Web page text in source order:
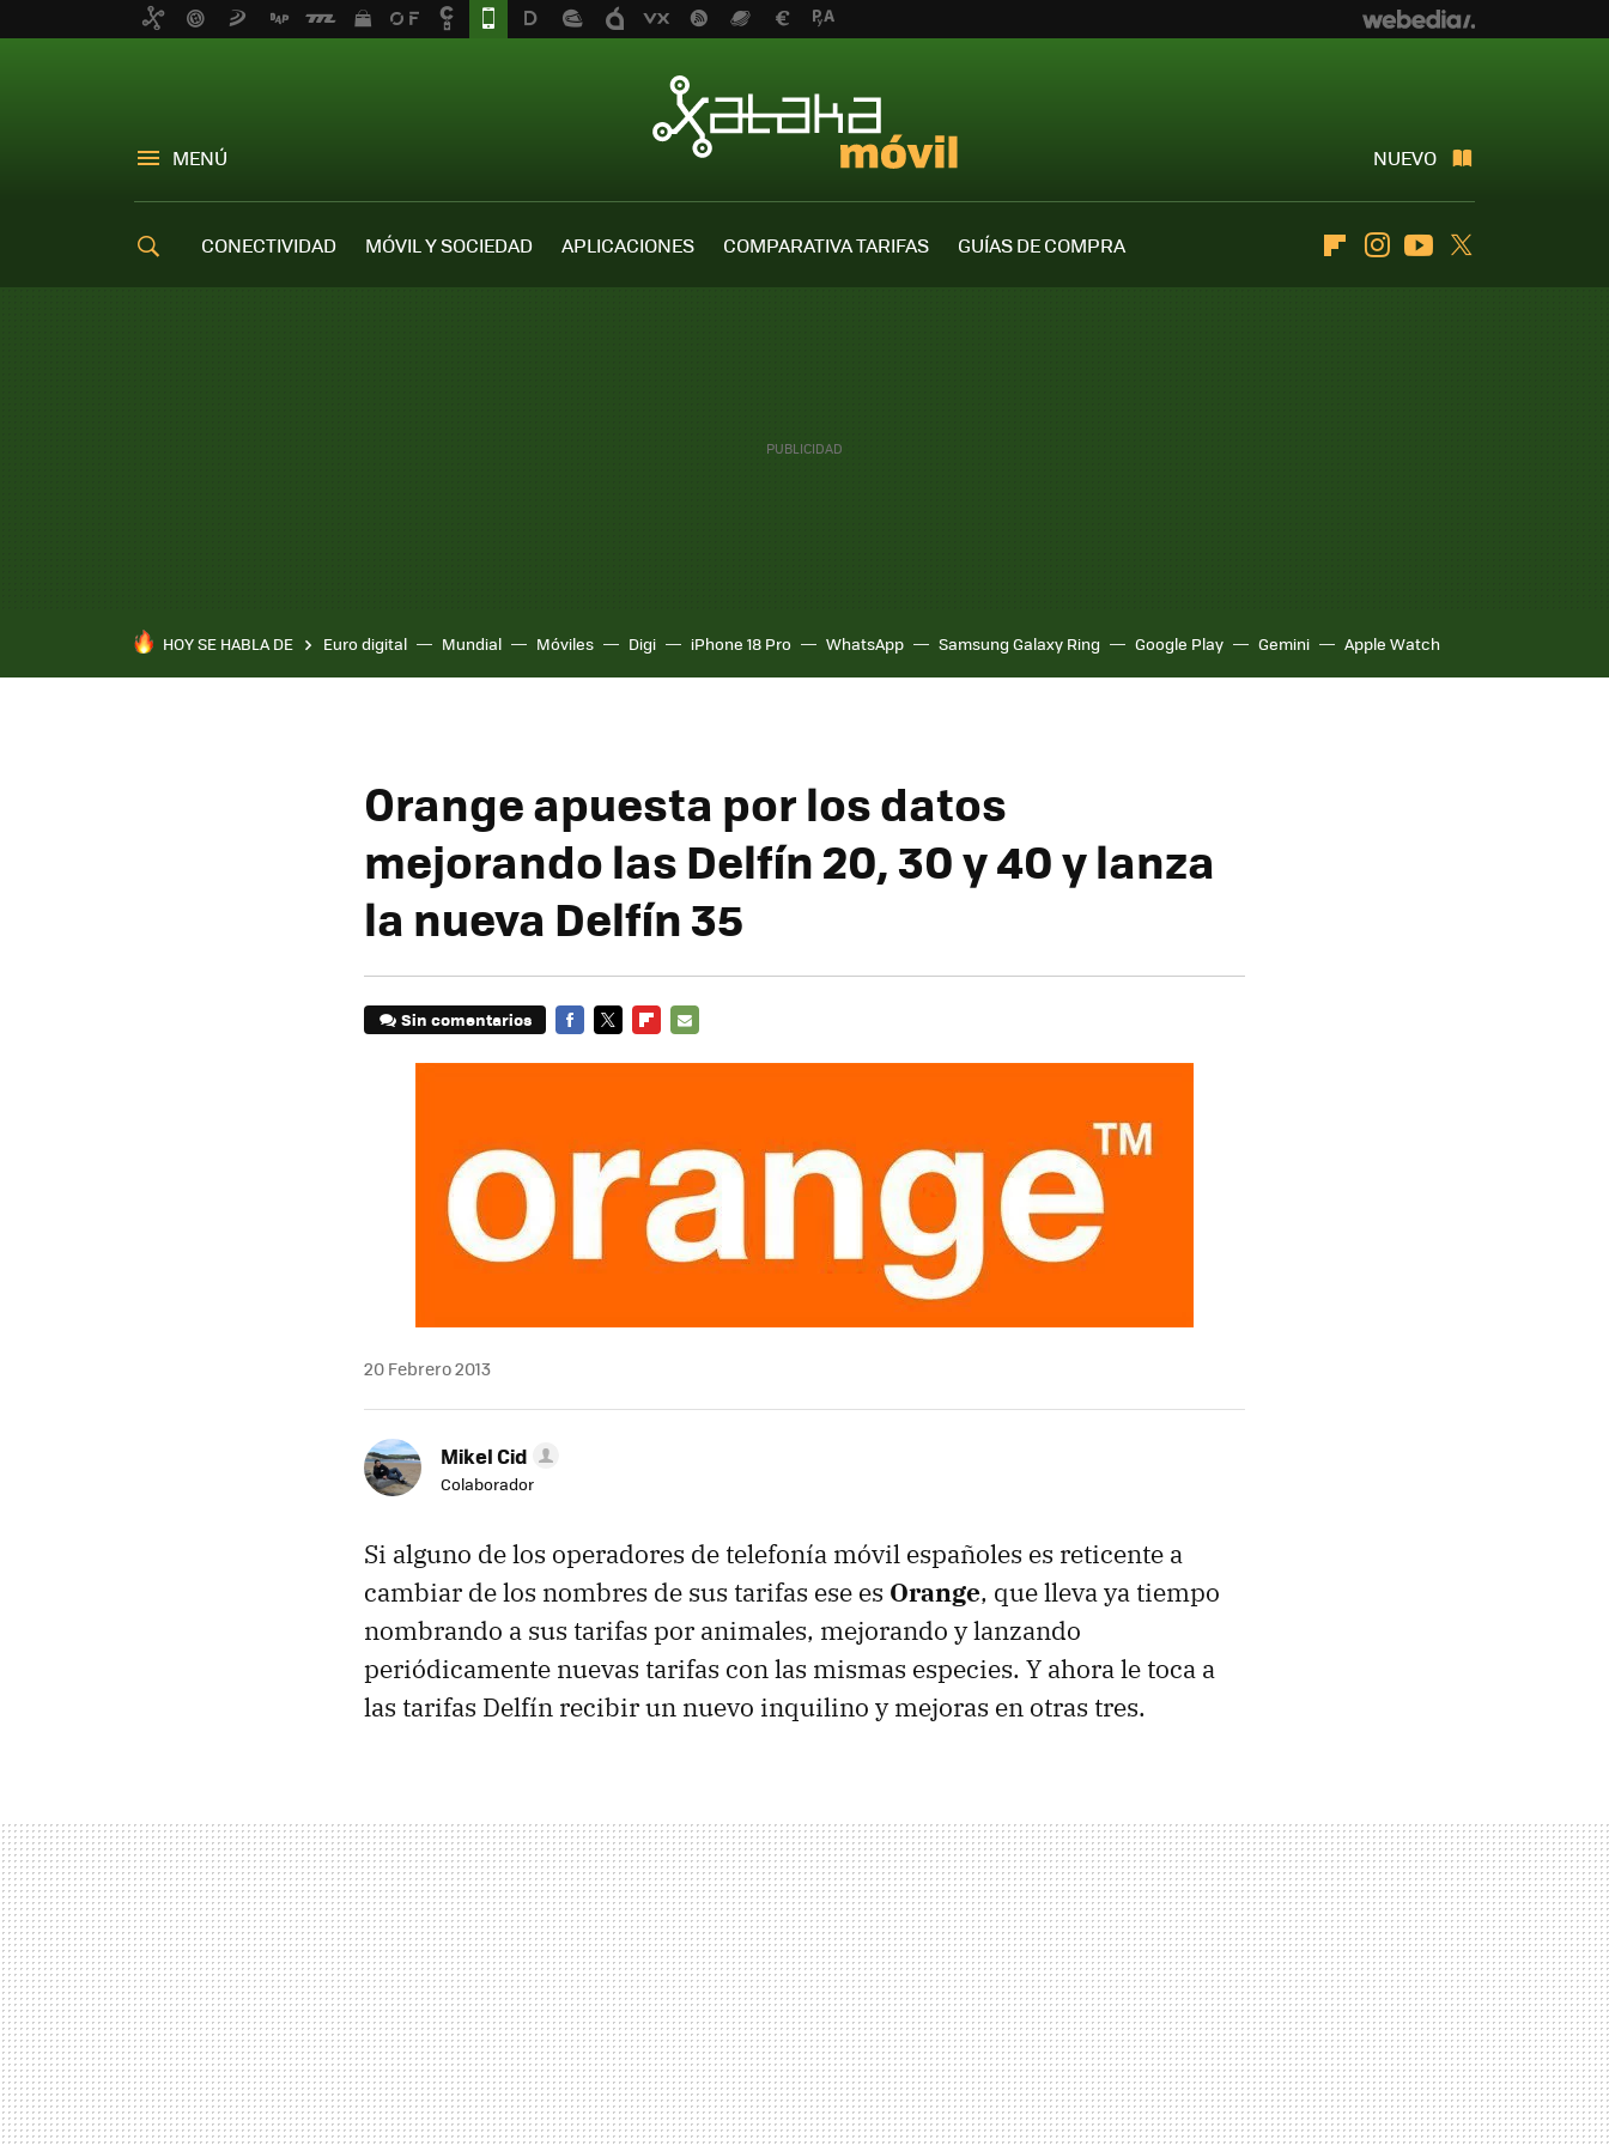
MENÚ NUEVO
CONECTIVIDAD MÓVIL Y SOCIEDAD APLICACIONES COMPARATIVA TARIFAS
GUÍAS DE COMPRA
FlipboardInstagramYoutube
HOY SE HABLA DE Euro digital Mundial Móviles Digi iPhone 18 Pro WhatsApp Samsung Galaxy Ring Google Play Gemini Apple Watch
Orange apuesta por los datos
mejorando las Delfín 20, 30 y 40 y lanza
la nueva Delfín 35
Sin comentarios
20 Febrero 2013
Mikel Cid
Colaborador
Si alguno de los operadores de telefonía móvil españoles es reticente a
cambiar de los nombres de sus tarifas ese es Orange, que lleva ya tiempo
nombrando a sus tarifas por animales, mejorando y lanzando
periódicamente nuevas tarifas con las mismas especies. Y ahora le toca a
las tarifas Delfín recibir un nuevo inquilino y mejoras en otras tres.